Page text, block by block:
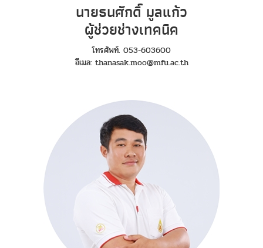
นายธนศักดิ์ มูลแก้ว
ผู้ช่วยช่างเทคนิค
โทรศัพท์. 053-603600
อีเมล: thanasak.moo@mfu.ac.th